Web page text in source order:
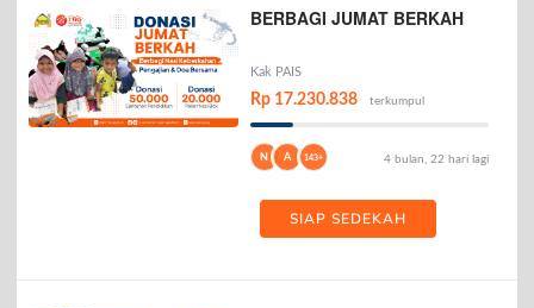
BERBAGI JUMAT BERKAH
Kak PAIS
Rp 17.230.838 terkumpul
N A 143+ 4 bulan, 22 hari lagi
SIAP SEDEKAH